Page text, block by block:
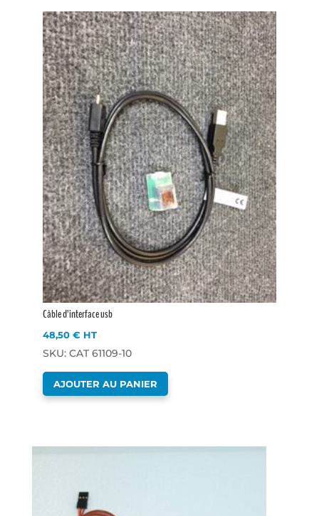
Câble d’interface usb
48,50 € HT
SKU: CAT 61109-10
AJOUTER AU PANIER